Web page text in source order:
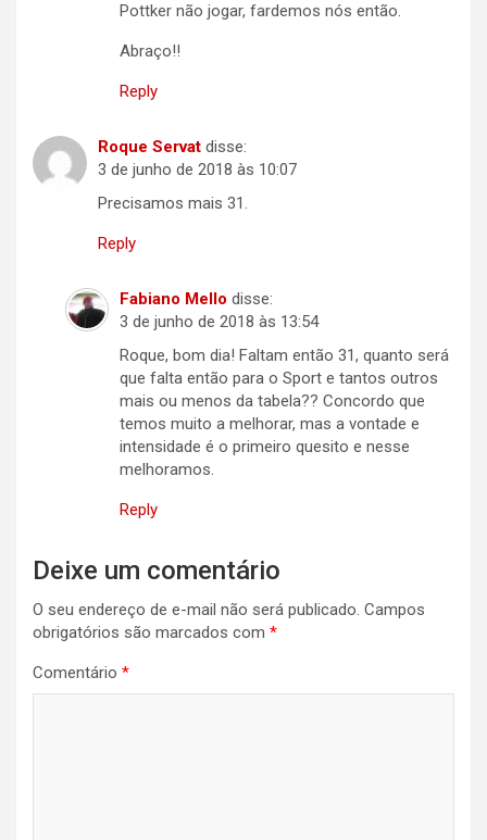
Pottker não jogar, fardemos nós então.
Abraço!!
Reply
Roque Servat disse:
3 de junho de 2018 às 10:07
Precisamos mais 31.
Reply
Fabiano Mello disse:
3 de junho de 2018 às 13:54
Roque, bom dia! Faltam então 31, quanto será
que falta então para o Sport e tantos outros
mais ou menos da tabela?? Concordo que
temos muito a melhorar, mas a vontade e
intensidade é o primeiro quesito e nesse
melhoramos.
Reply
Deixe um comentário
O seu endereço de e-mail não será publicado. Campos
obrigatórios são marcados com *
Comentário *